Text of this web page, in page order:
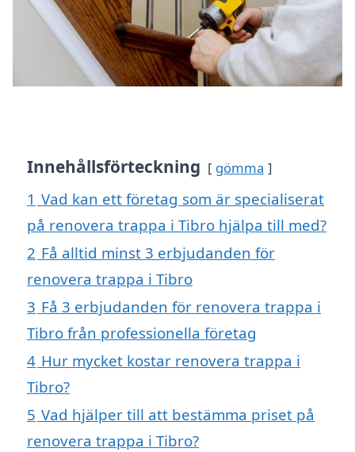
Innehållsförteckning gömma
1 Vad kan ett företag som är specialiserat
på renovera trappa i Tibro hjälpa till med?
2 Få alltid minst 3 erbjudanden för
renovera trappa i Tibro
3 Få 3 erbjudanden för renovera trappa i
Tibro från professionella företag
4 Hur mycket kostar renovera trappa i
Tibro?
5 Vad hjälper till att bestämma priset på
renovera trappa i Tibro?